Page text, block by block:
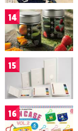
14
15
16